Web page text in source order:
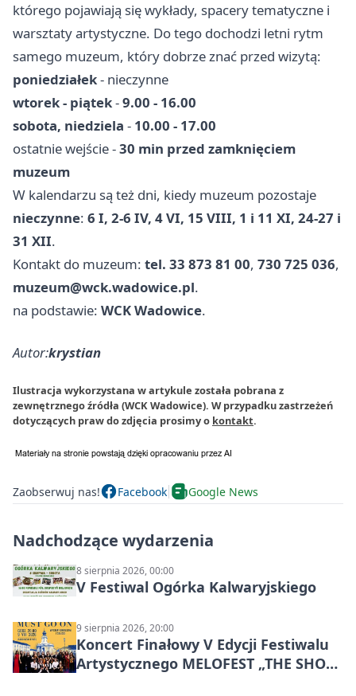
którego pojawiają się wykłady, spacery tematyczne i
warsztaty artystyczne. Do tego dochodzi letni rytm
samego muzeum, który dobrze znać przed wizytą:
poniedziałek- nieczynne
wtorek - piątek-9.00 - 16.00
sobota, niedziela - 10.00 - 17.00
ostatnie wejście -30 min przed zamknięciem
muzeum
W kalendarzu są też dni, kiedy muzeum pozostaje
nieczynne: 6 I, 2-6 IV, 4 VI, 15 VIII, 1 i 11 XI, 24-27 i
31 XII.
Kontakt do muzeum: tel. 33 873 81 00, 730 725 036,
muzeum@wck.wadowice.pl.
na podstawie: WCK Wadowice.
Autor:krystian
Ilustracja wykorzystana w artykule została pobrana z
zewnętrznego źródła (WCK Wadowice). W przypadku zastrzeżeń
dotyczących praw do zdjęcia prosimy o kontakt.
Zaobserwuj nas! Facebook Google News
Nadchodzące wydarzenia
8 sierpnia 2026, 00:00
V Festiwal Ogórka Kalwaryjskiego
9 sierpnia 2026, 20:00
Koncert Finałowy V Edycji Festiwalu
Artystycznego MELOFEST „THE SHOW